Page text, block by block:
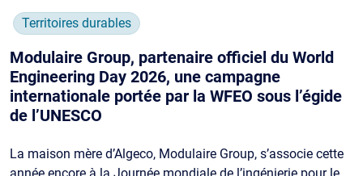
Territoires durables
Modulaire Group, partenaire officiel du World
Engineering Day 2026, une campagne
internationale portée par la WFEO sous l’égide
de l’UNESCO
La maison mère d’Algeco, Modulaire Group, s’associe cette